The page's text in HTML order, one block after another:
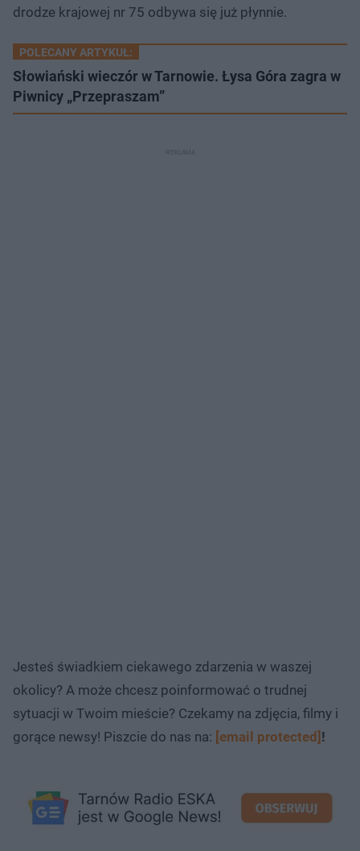
drodze krajowej nr 75 odbywa się już płynnie.
POLECANY ARTYKUŁ:
Słowiański wieczór w Tarnowie. Łysa Góra zagra w
Piwnicy „Przepraszam”
Jesteś świadkiem ciekawego zdarzenia w waszej
okolicy? A może chcesz poinformować o trudnej
sytuacji w Twoim mieście? Czekamy na zdjęcia, filmy i
gorące newsy! Piszcie do nas na: [email protected] !